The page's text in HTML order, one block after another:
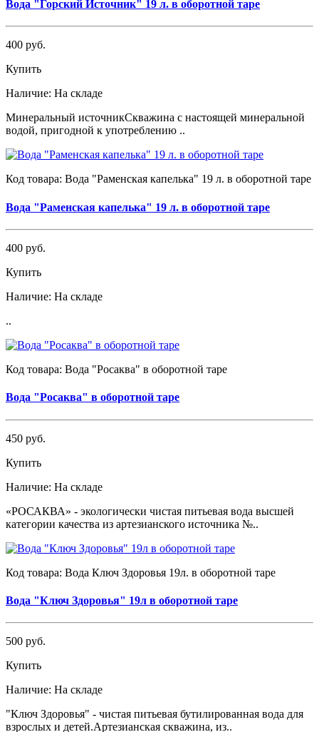
Вода "Горский Источник" 19 л. в оборотной таре
400 руб.
Купить
Наличие: На складе
Минеральный источникСкважина с настоящей минеральной
водой, пригодной к употреблению ..
Код товара: Вода "Раменская капелька" 19 л. в оборотной таре
Вода "Раменская капелька" 19 л. в оборотной таре
400 руб.
Купить
Наличие: На складе
..
Код товара: Вода "Росаква" в оборотной таре
Вода "Росаква" в оборотной таре
450 руб.
Купить
Наличие: На складе
«РОСАКВА» - экологически чистая питьевая вода высшей
категории качества из артезианского источника №..
Код товара: Вода Ключ Здоровья 19л. в оборотной таре
Вода "Ключ Здоровья" 19л в оборотной таре
500 руб.
Купить
Наличие: На складе
"Ключ Здоровья" - чистая питьевая бутилированная вода для
взрослых и детей.Артезианская скважина, из..